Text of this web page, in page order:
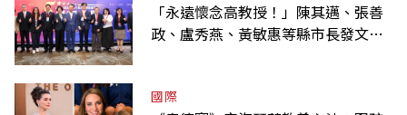
「永遠懷念高教授！」陳其邁、張善
政、盧秀燕、黃敏惠等縣市長發文弔
國際